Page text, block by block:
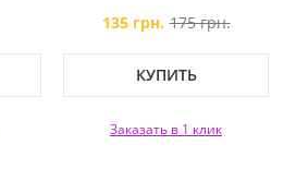
135 грн. 175 грн.
КУПИТЬ
Заказать в 1 клик